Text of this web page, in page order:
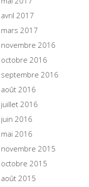
avril 2017
mars 2017
novembre 2016
octobre 2016
septembre 2016
août 2016
juillet 2016
juin 2016
mai 2016
novembre 2015
octobre 2015
août 2015